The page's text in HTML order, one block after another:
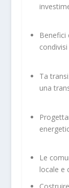
condivisi
Ta
una
Le
locale e